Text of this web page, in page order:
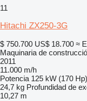
11
Hitachi ZX250-3G
$ 750.700 US$ 18.700 ≈
Maquinaria de
2011
11.000 m/h
Potencia 125 kW (170 Hp)
24,7 kg Profundidad de
10,27 m